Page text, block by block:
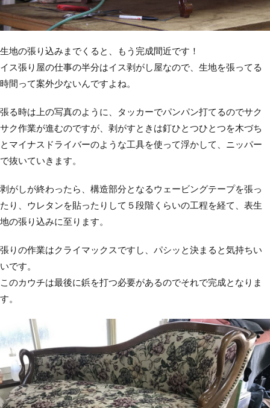
生地の張り込みまでくると、もう完成間近です！
イス張り屋の仕事の半分はイス剥がし屋なので、生地を張ってる
時間って案外少ないんですよね。
張る時は上の写真のように、タッカーでパンパン打てるのでサク
サク作業が進むのですが、剥がすときは釘ひとつひとつを木づち
とマイナスドライバーのような工具を使って浮かして、ニッパー
で抜いていきます。
剥がしが終わったら、構造部分となるウェービングテープを張っ
たり、ウレタンを貼ったりして５段階くらいの工程を経て、表生
地の張り込みに至ります。
張りの作業はクライマックスですし、パシッと決まると気持ちい
いです。
このカウチは最後に鋲を打つ必要があるのでそれで完成となりま
す。